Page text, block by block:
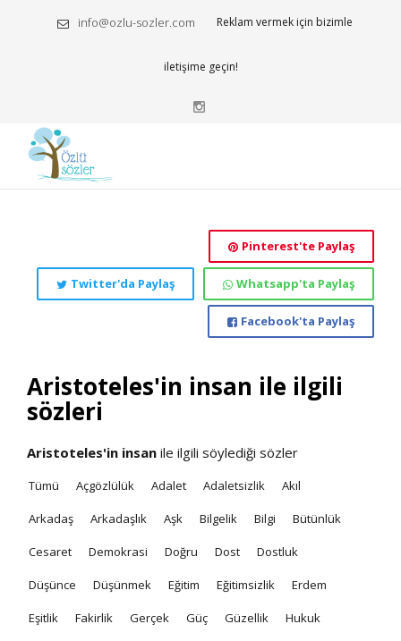
info@ozlu-sozler.com Reklam vermek için bizimle
iletişime geçin!
Pinterest'te Paylaş
Whatsapp'ta Paylaş
Twitter'da Paylaş
Facebook'ta Paylaş
Aristoteles'in insan ile ilgili
sözleri
Aristoteles'in insan ile ilgili söylediği sözler
Tümü Açgözlülük Adalet Adaletsizlik Akıl
Arkadaş Arkadaşlık Aşk Bilgelik Bilgi Bütünlük
Cesaret Demokrasi Doğru Dost Dostluk
Düşünce Düşünmek Eğitim Eğitimsizlik Erdem
Eşitlik Fakirlik Gerçek Güç Güzellik Hukuk